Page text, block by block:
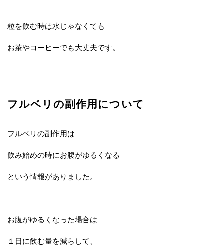
粒を飲む時は水じゃなくても
お茶やコーヒーでも大丈夫です。
フルベリの副作用について
フルベリの副作用は
飲み始めの時にお腹がゆるくなる
という情報がありました。
お腹がゆるくなった場合は
１日に飲む量を減らして、